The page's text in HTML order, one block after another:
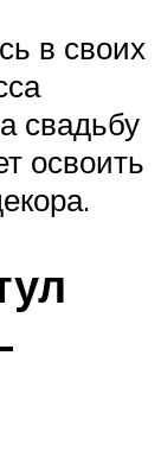
в своих
свадьбу
освоить